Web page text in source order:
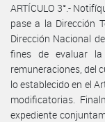
ARTÍCULO 3°.-
pase a la Dirección
Dirección Nacional
fines de evaluar
remuneraciones, del
lo establecido en el
modificatorias.
expediente